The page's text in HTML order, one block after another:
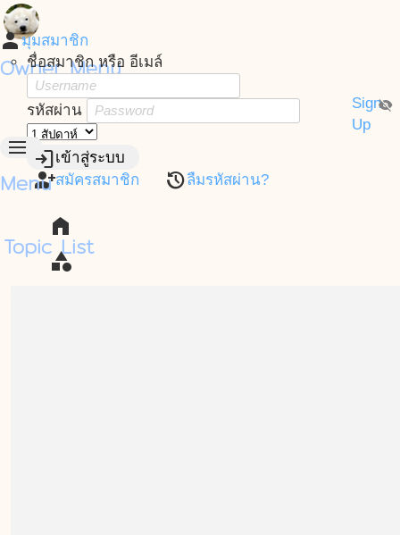
Owner Menu
personมุมสมาชิก
ชื่อสมาชิก หรือ อีเมล์
รหัสผ่าน visibility_off
loginเข้าสู่ระบบ
person_addสมัครสมาชิก restoreลืมรหัสผ่าน?
Sign
Up
menu
Menu
home
category
Topic List